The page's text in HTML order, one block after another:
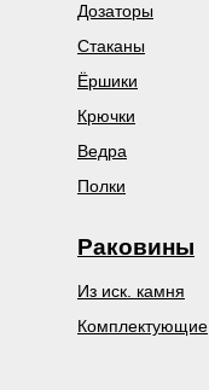
Раковины
Из иск. камня
Комплектующие
Дозаторы
Стаканы
Ёршики
Крючки
Ведра
Полки